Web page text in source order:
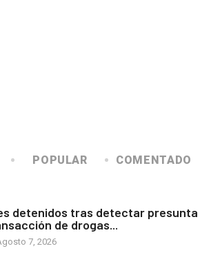
POPULAR COMENTADO
detenidos tras detectar presunta
de drogas...
7, 2026